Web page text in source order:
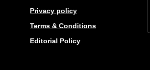
Privacy policy
Terms & Conditions
Editorial Policy